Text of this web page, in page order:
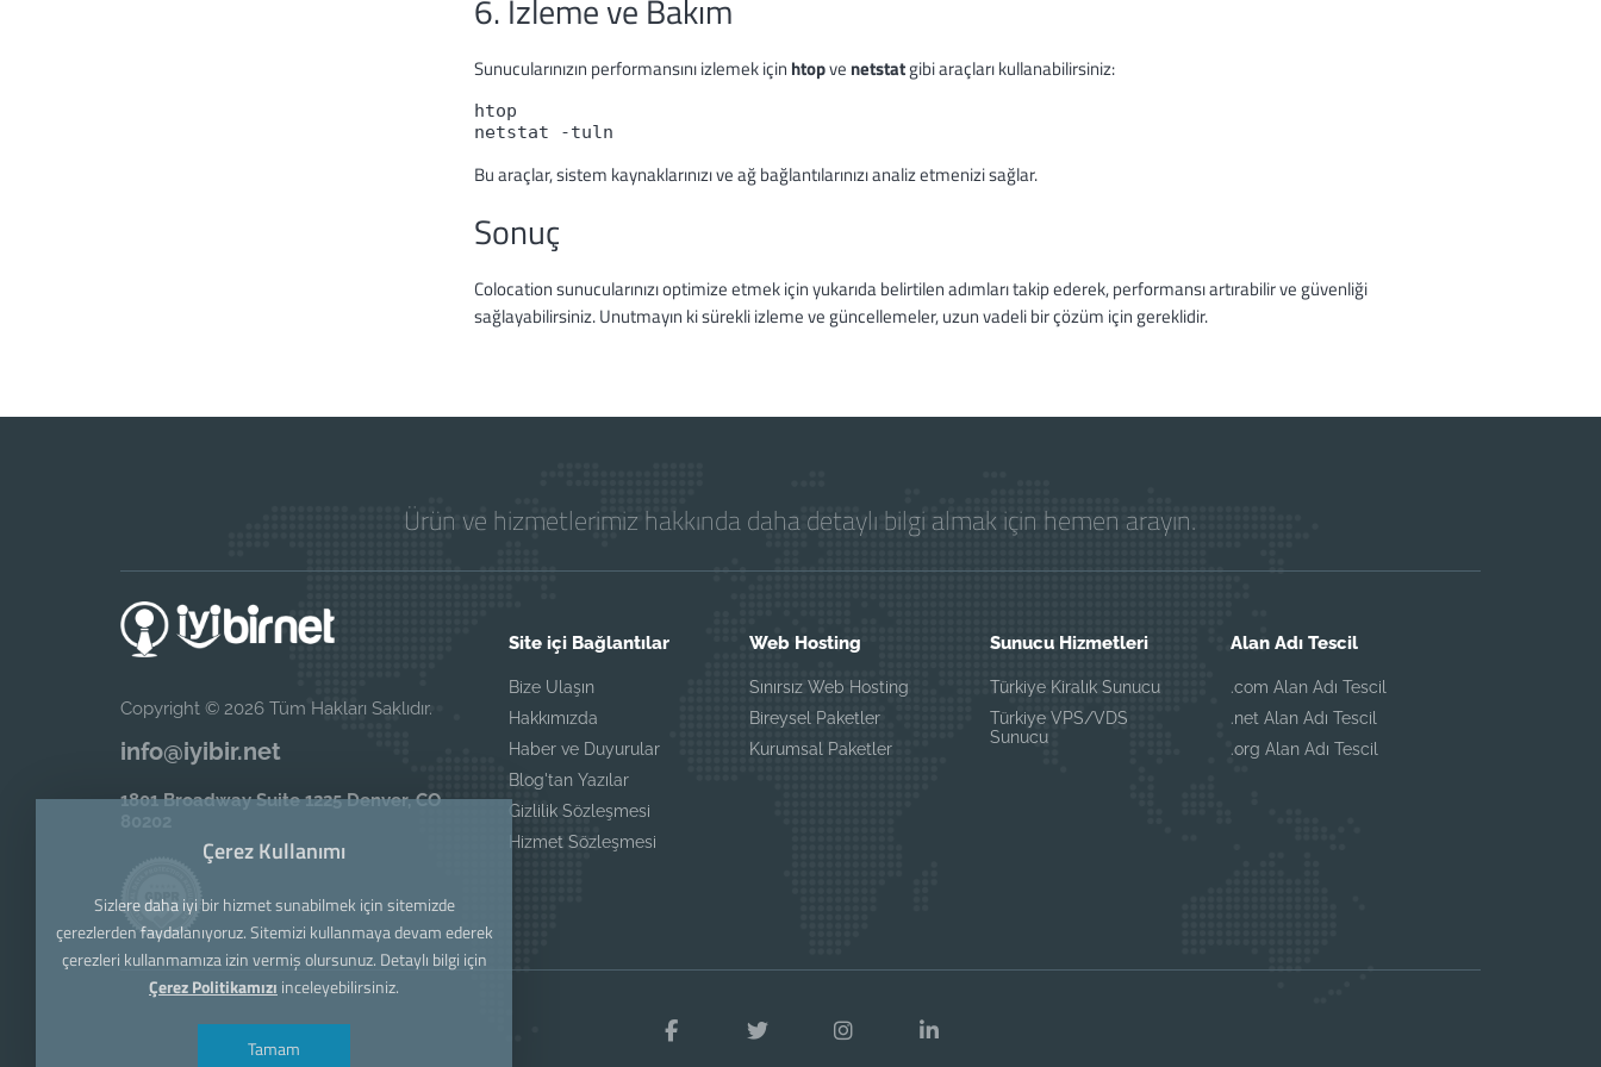
6. İzleme ve Bakım
Sunucularınızın performansını izlemek için htopve netstatgibi araçları kullanabilirsiniz:
htop
Bu araçlar, sistem kaynaklarınızı ve ağ bağlantılarınızı analiz etmenizi sağlar.
Sonuç
Colocation sunucularınızı optimize etmek için yukarıda belirtilen adımları takip ederek, performansı artırabilir ve güvenliği
sağlayabilirsiniz. Unutmayın ki sürekli izleme ve güncellemeler, uzun vadeli bir çözüm için gereklidir.
Ürün ve hizmetlerimiz hakkında daha detaylı bilgi almak için hemen arayın.
Copyright © 2026 Tüm Hakları Saklıdır.
info@iyibir.net
1801 Broadway Suite 1225 Denver, CO
Site içi Bağlantılar
Bize Ulaşın
Hakkımızda
Haber ve Duyurular
Blog'tan Yazılar
Gizlilik Sözleşmesi
Hizmet Sözleşmesi
Web Hosting
Sınırsız Web Hosting
Bireysel Paketler
Kurumsal Paketler
Sunucu Hizmetleri
Türkiye Kiralık Sunucu
Türkiye VPS/VDS
Sunucu
Alan Adı Tescil
.com Alan Adı Tescil
.net Alan Adı Tescil
.org Alan Adı Tescil
Çerez Kullanımı
Sizlere daha iyi bir hizmet sunabilmek için sitemizde
çerezlerden faydalanıyoruz. Sitemizi kullanmaya devam ederek
çerezleri kullanmamıza izin vermiş olursunuz. Detaylı bilgi için
Çerez Politikamızı inceleyebilirsiniz.
Tamam